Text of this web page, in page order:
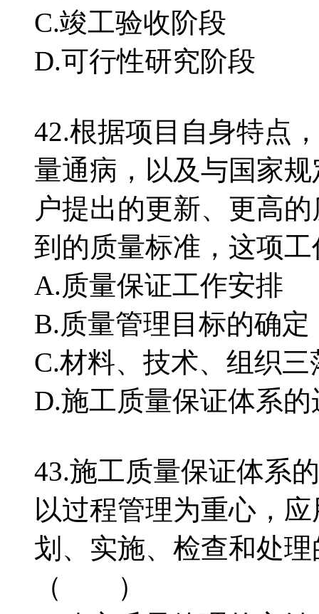
C.竣工验收阶段
D.可行性研究阶段
42.根据项目自身特点
量通病，以及与国家
户提出的更新、更高
到的质量标准，这
A.质量保证工作安排
B.质量管理目标的确定
C.材料、技术、组织三
D.施工质量保证体系的
43.施工质量保证体系
以过程管理为重心，
划、实施、检查和处
（ ）